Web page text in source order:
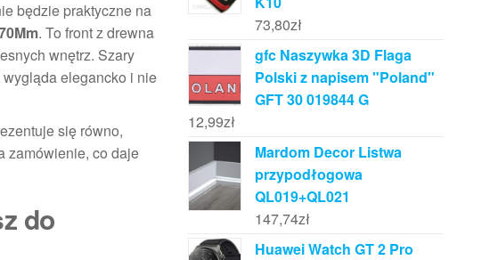
będzie praktyczne na
. To front z drewna
wnętrz. Szary
elegancko i nie
się równo,
zamówienie, co daje
do
73,80zł
gfc Naszywka 3D Flaga
Polski z napisem "Poland"
GFT 30 019844 G
12,99zł
Mardom Decor Listwa
przypodłogowa
QL019+QL021
147,74zł
Huawei Watch GT 2 Pro